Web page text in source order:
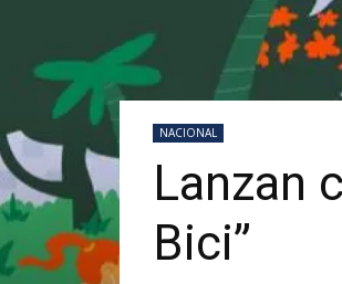
NACIONAL
Lanzan
Bici”